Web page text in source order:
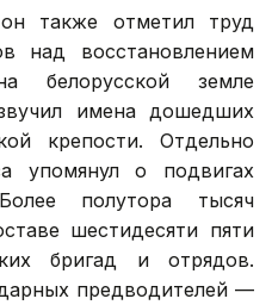
также отметил труд
над восстановлением
земле
имена дошедших
крепости. Отдельно
упомянул о подвигах
полутора тысяч
шестидесяти пяти
бригад и отрядов.
предводителей —